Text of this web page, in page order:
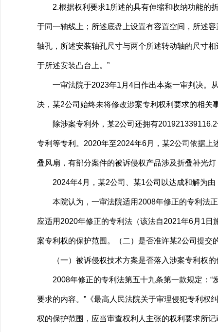
2.根据权利要求1所述的具有伸缩和收纳功能的折
于同一轴线上；所述底盘上设置有容置空间，所述
轴孔，所述安装轴孔尺寸与两个所述转动轴的尺寸
于所述安装凸台上。”
一审法院于2023年1月4日作出本案一审判决。从
决，某2公司始终未将修改涉案专利权利要求的相
除涉案专利外，某2公司还拥有201921339116.2
专利等专利。2020年至2024年6月，某2公司依据
叠风扇，有部分案件的被诉侵权产品涉及折叠补光
2024年4月，某2公司、某1公司以达成和解为由
本院认为，一审法院适用2008年修正的专利法正
应适用2020年修正的专利法（该法自2021年6月1
案专利权的保护范围。（二）是否准许某2公司提
（一）被诉侵权技术方案是否落入涉案专利权的
2008年修正的专利法第五十九条第一款规定：“
要求的内容。”《最高人民法院关于审理侵犯专利权
权的保护范围，应当审查权利人主张的权利要求所